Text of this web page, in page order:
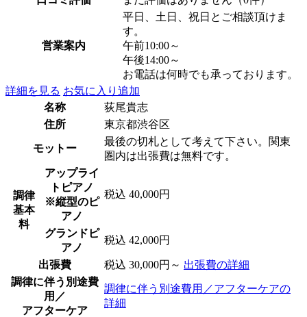
営業案内
平日、土日、祝日とご相談頂けま
す。
午前10:00～
午後14:00～
お電話は何時でも承っております。
詳細を見る お気に入り追加
名称
荻尾貴志
住所
東京都渋谷区
モットー
最後の切札として考えて下さい。関東
圏内は出張費は無料です。
調律
基本
料
アップライ
トピアノ
※縦型のピ
アノ
税込 40,000円
グランドピ
アノ
税込 42,000円
出張費 税込 30,000円～ 出張費の詳細
調律に伴う別途費
用／
アフターケア
調律に伴う別途費用／アフターケアの
詳細